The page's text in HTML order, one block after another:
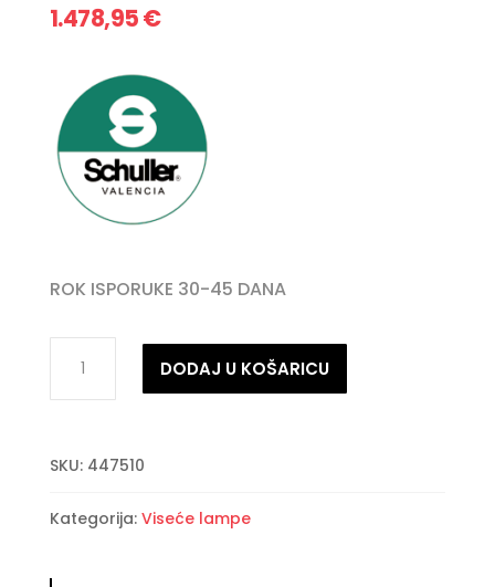
1.478,95€
ROK ISPORUKE 30-45 DANA
količina
DODAJ U KOŠARICU
SKU: 447510
Kategorija: Viseće lampe